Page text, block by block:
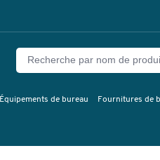
Équipements de bureau Fournitures de